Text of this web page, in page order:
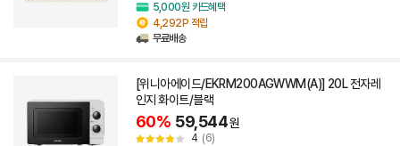
5,000원 카드혜택
4,292P 적립
무료배송
[위니아에이드/EKRM200AGWWM(A)] 20L 전자레
인지 화이트/블랙
60% 59,544원
4 (6)